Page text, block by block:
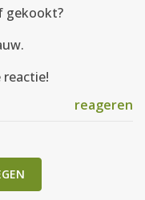
gekookt?
reactie!
reageren